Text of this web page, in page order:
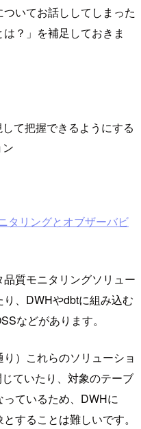
いてお話ししてしまった
？」を補足しておきま
て把握できるようにする
タリングとオブザーバビ
質モニタリングソリュー
、DWHやdbtに組み込む
などがあります。
）これらのソリューショ
ていたり、対象のテーブ
ているため、DWHに
することは難しいです。